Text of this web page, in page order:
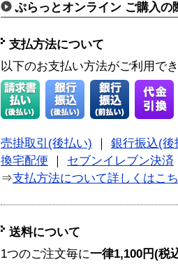
ぷらっとオンライン ご購入の
支払方法について
以下のお支払い方法がご利用で
売掛取引(後払い)
銀行振込(後
換宅配便
セブンイレブン決済
⇒支払方法について詳しくはこ
送料について
1つのご注文毎に一律1,100円(税